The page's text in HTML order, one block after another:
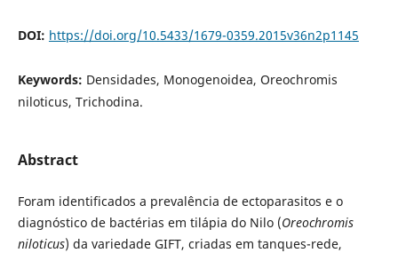
DOI: https://doi.org/10.5433/1679-0359.2015v36n2p1145
Keywords: Densidades, Monogenoidea, Oreochromis
niloticus, Trichodina.
Abstract
Foram identificados a prevalência de ectoparasitos e o
diagnóstico de bactérias em tilápia do Nilo (Oreochromis
niloticus) da variedade GIFT, criadas em tanques-rede,